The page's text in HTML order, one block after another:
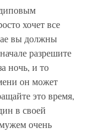
хочет все
вы должны
разрешите
ночь, и то
он может
это время,
в своей
очень